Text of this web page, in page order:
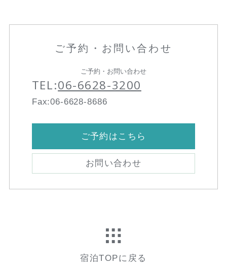
ご予約・お問い合わせ
ご予約・お問い合わせ
TEL:06-6628-3200
Fax:06-6628-8686
ご予約はこちら
お問い合わせ
宿泊TOPに戻る